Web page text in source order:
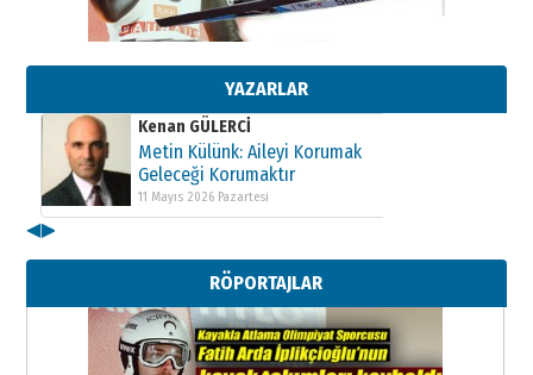
YAZARLAR
Kenan GÜLERCİ
Metin Külünk: Aileyi Korumak
Geleceği Korumaktır
11 Mayıs 2026 Pazartesi
Kenan GÜLERCİ
Metin Külünk: Aileyi Korumak
Geleceği Korumaktır
11 Mayıs 2026 Pazartesi
◀▶
RÖPORTAJLAR